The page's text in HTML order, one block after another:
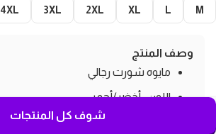
M
L
XL
2XL
3XL
4XL
وصف المنتج
مايوه شورت رجالي
اللون : أخضر/أحمر
الخامة: بوليستر مقاوم للمياه
شوف كل المنتجات